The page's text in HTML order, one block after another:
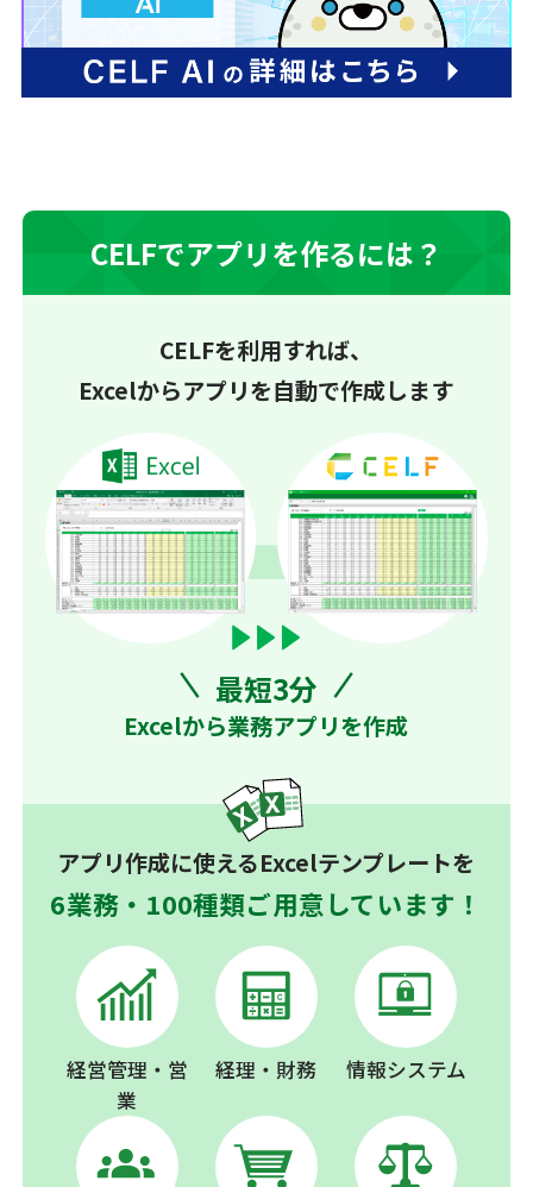
CELFでアプリを作るには？
CELFを利用すれば、
Excelからアプリを自動で作成します
最短3分
Excelから業務アプリを作成
アプリ作成に使えるExcelテンプレートを
6業務・100種類ご用意しています！
経営管理・営
業
経理・財務 情報システム